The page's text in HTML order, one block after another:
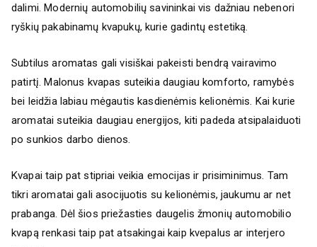
dalimi. Modernių automobilių savininkai vis dažniau nebenori
ryškių pakabinamų kvapukų, kurie gadintų estetiką.
Subtilus aromatas gali visiškai pakeisti bendrą vairavimo
patirtį. Malonus kvapas suteikia daugiau komforto, ramybės
bei leidžia labiau mėgautis kasdienėmis kelionėmis. Kai kurie
aromatai suteikia daugiau energijos, kiti padeda atsipalaiduoti
po sunkios darbo dienos.
Kvapai taip pat stipriai veikia emocijas ir prisiminimus. Tam
tikri aromatai gali asocijuotis su kelionėmis, jaukumu ar net
prabanga. Dėl šios priežasties daugelis žmonių automobilio
kvapą renkasi taip pat atsakingai kaip kvepalus ar interjero